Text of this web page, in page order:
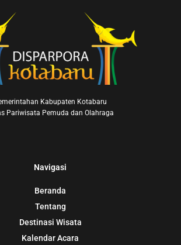
Kabupaten Kotabaru
Pariwisata Pemuda dan Olahraga
Navigasi
Beranda
Tentang
Destinasi Wisata
Kalendar Acara